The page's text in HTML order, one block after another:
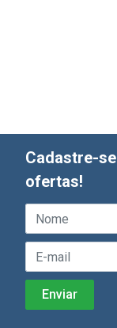
Cadastre-
ofertas!